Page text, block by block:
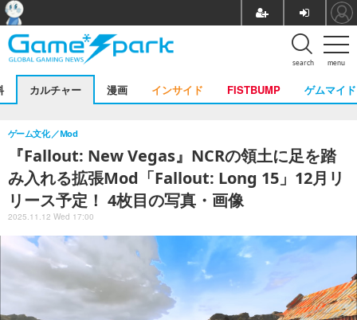
menu
search
カルチャー 漫画 インサイド FISTBUMP ゲムマイド
『Fallout: New Vegas』NCRの領土に足を踏
み入れる拡張Mod「Fallout: Long 15」12月リ
リース予定！ 4枚目の写真・画像
ゲーム文化 Mod
2025.11.12 Wed 17:00